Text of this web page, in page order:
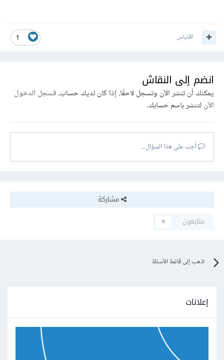
1 اقتباس
انضم إلى النقاش
يمكنك أن تنشر الآن وتسجل لاحقًا. إذا كان لديك حساب،فسجل الدخول
الآنلتنشر باسم حسابك.
أجب على هذا السؤال...
مشاركة
متابعون
0
اذهب إلى قائمة الأسئلة
إعلانات